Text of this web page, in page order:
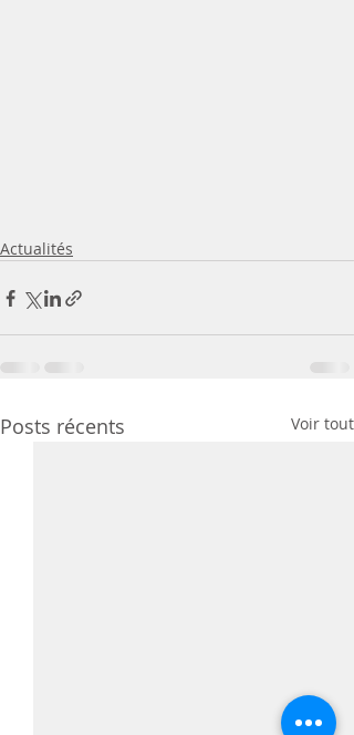
Actualités
Posts récents Voir tout